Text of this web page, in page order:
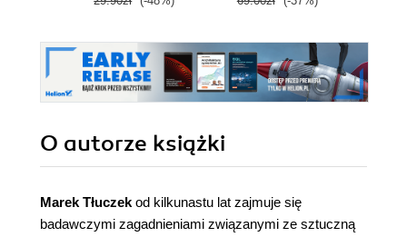
O autorze książki
Marek Tłuczek od kilkunastu lat zajmuje się
badawczymi zagadnieniami związanymi ze sztuczną